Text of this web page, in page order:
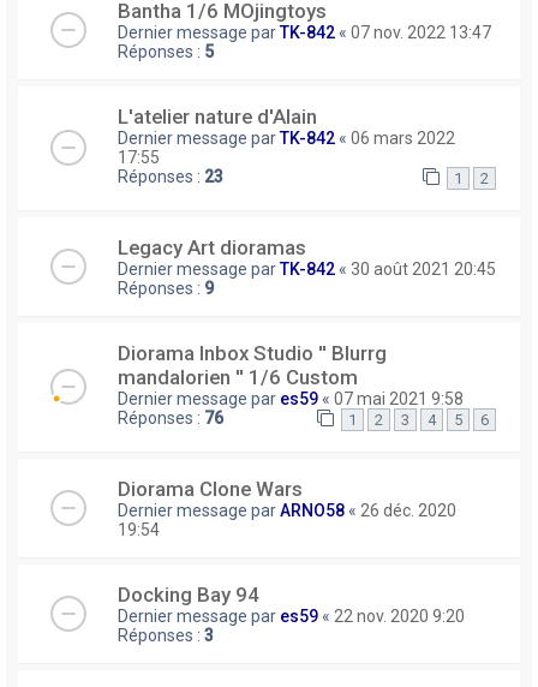
Bantha 1/6 MOjingtoys
Dernier message parTK-842 « 07 nov. 2022 13:47
Réponses : 5
L'atelier nature d'Alain
Dernier message parTK-842 « 06 mars 2022
17:55
Réponses : 23 1 2
Legacy Art dioramas
Dernier message parTK-842 « 30 août 2021 20:45
Réponses : 9
Diorama Inbox Studio ′′ Blurrg
mandalorien ′′ 1/6 Custom
Dernier message par es59 « 07 mai 2021 9:58
Réponses : 76 1 2 3 4 5 6
Diorama Clone Wars
Dernier message parARNO58 « 26 déc. 2020
19:54
Docking Bay 94
Dernier message par es59 « 22 nov. 2020 9:20
Réponses : 3